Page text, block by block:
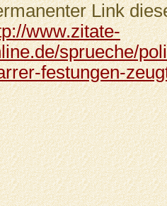
Link
www.zitate-
sprueche/
festungen-